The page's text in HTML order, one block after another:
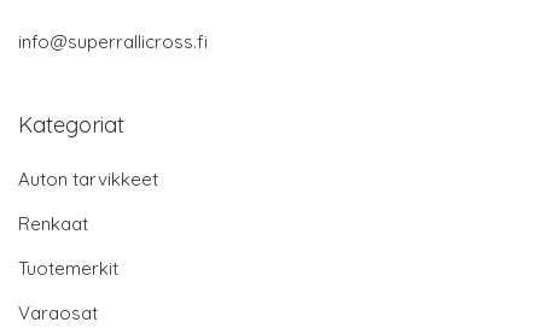
info@superrallicross.fi
Kategoriat
Auton tarvikkeet
Renkaat
Tuotemerkit
Varaosat